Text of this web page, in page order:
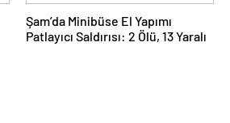
Şam’da Minibüse El Yapımı
Patlayıcı Saldırısı: 2 Ölü, 13 Yaralı